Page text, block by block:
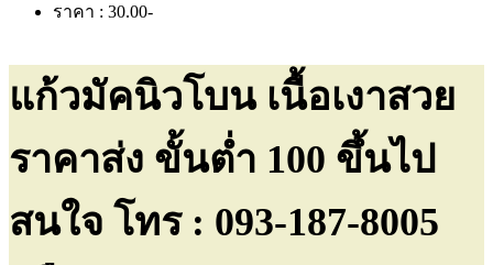
ราคา : 30.00-
แก้วมัคนิวโบน เนื้อเงาสวย
ราคาส่ง ขั้นต่ำ 100 ขึ้นไป
สนใจ โทร : 093-187-8005